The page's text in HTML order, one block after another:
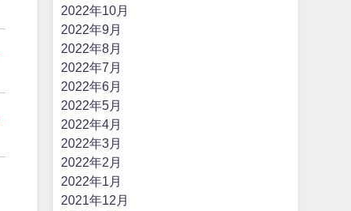
2022年10月
2022年9月
2022年8月
2022年7月
2022年6月
2022年5月
2022年4月
2022年3月
2022年2月
2022年1月
2021年12月